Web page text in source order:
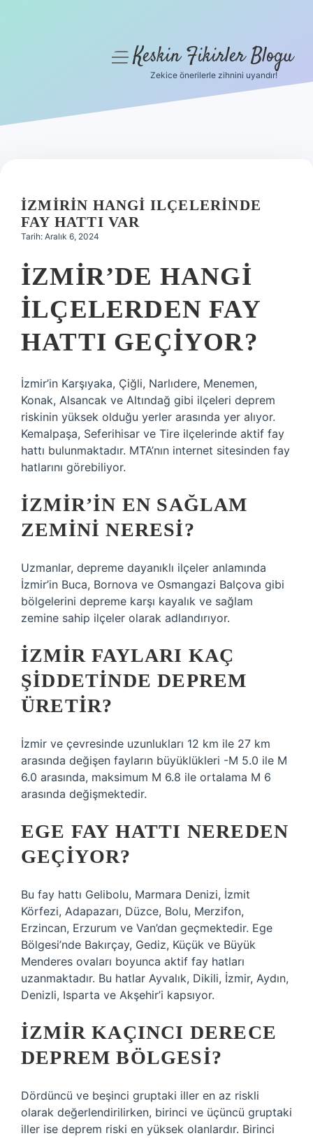
Hakkımızda
menüyüKeskin Fikirler Blogu
Zekice önerilerle zihnini uyandır!
İZMIRIN HANGI ILÇELERINDE
FAY HATTI VAR
Tarih: Aralık 6, 2024
İZMIR’DE HANGI
ILÇELERDEN FAY
HATTI GEÇIYOR?
İzmir’in Karşıyaka, Çiğli, Narlıdere, Menemen,
Konak, Alsancak ve Altındağ gibi ilçeleri deprem
riskinin yüksek olduğu yerler arasında yer alıyor.
Kemalpaşa, Seferihisar ve Tire ilçelerinde aktif fay
hattı bulunmaktadır. MTA’nın internet sitesinden fay
hatlarını görebiliyor.
İZMIR’IN EN SAĞLAM
ZEMINI NERESI?
Uzmanlar, depreme dayanıklı ilçeler anlamında
İzmir’in Buca, Bornova ve Osmangazi Balçova gibi
bölgelerini depreme karşı kayalık ve sağlam
zemine sahip ilçeler olarak adlandırıyor.
İZMIR FAYLARI KAÇ
ŞIDDETINDE DEPREM
ÜRETIR?
İzmir ve çevresinde uzunlukları 12 km ile 27 km
arasında değişen fayların büyüklükleri -M 5.0 ile M
6.0 arasında, maksimum M 6.8 ile ortalama M 6
arasında değişmektedir.
EGE FAY HATTI NEREDEN
GEÇIYOR?
Bu fay hattı Gelibolu, Marmara Denizi, İzmit
Körfezi, Adapazarı, Düzce, Bolu, Merzifon,
Erzincan, Erzurum ve Van’dan geçmektedir. Ege
Bölgesi’nde Bakırçay, Gediz, Küçük ve Büyük
Menderes ovaları boyunca aktif fay hatları
uzanmaktadır. Bu hatlar Ayvalık, Dikili, İzmir, Aydın,
Denizli, Isparta ve Akşehir’i kapsıyor.
İZMIR KAÇINCI DERECE
DEPREM BÖLGESI?
Dördüncü ve beşinci gruptaki iller en az riskli
olarak değerlendirilirken, birinci ve üçüncü gruptaki
iller ise deprem riski en yüksek olanlardır. Birinci